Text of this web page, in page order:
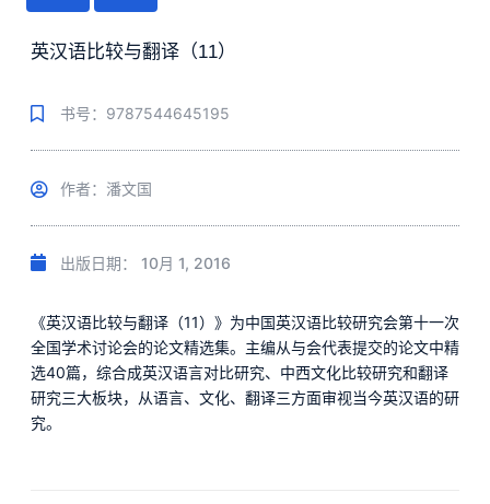
英汉语比较与翻译（11）
书号：9787544645195
作者：潘文国
出版日期： 10月 1, 2016
《英汉语比较与翻译（11）》为中国英汉语比较研究会第十一次
全国学术讨论会的论文精选集。主编从与会代表提交的论文中精
选40篇，综合成英汉语言对比研究、中西文化比较研究和翻译
研究三大板块，从语言、文化、翻译三方面审视当今英汉语的研
究。